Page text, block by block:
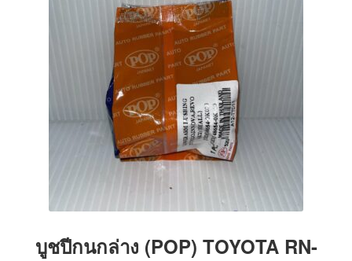
สั่งซื้อและชำระเงิน
บูชปีกนกล่าง (POP) TOYOTA RN-